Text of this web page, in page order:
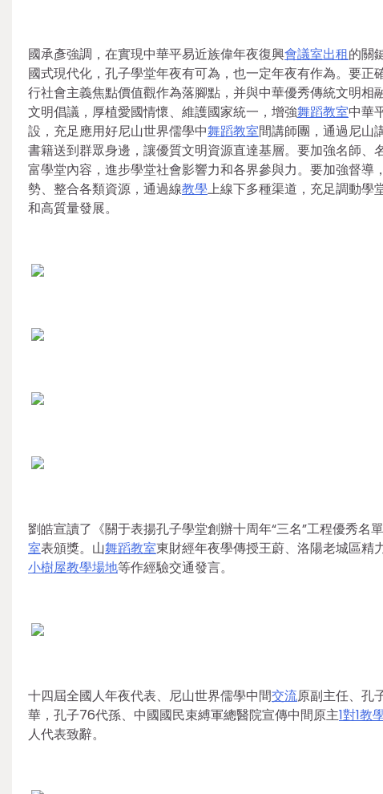
國承彥強調，在實現中華平易近族偉年夜復興會議室出租的關
國式現代化，孔子學堂年夜有可為，也一定年夜有作為。要
行社會主義焦點價值觀作為落腳點，并與中華優秀傳統文明
文明倡議，厚植愛國情懷、維護國家統一，增強舞蹈教室中華
設，充足應用好尼山世界儒學中舞蹈教室間講師團，通過尼山
書籍送到群眾身邊，讓優質文明資源直達基層。要加強名師
富學堂內容，進步學堂社會影響力和各界參與力。要加強督
勢、整合各類資源，通過線教學上線下多種渠道，充足調動學
和高質量發展。
劉皓宣讀了《關于表揚孔子學堂創辦十周年“三名”工程優秀名
室表頒獎。山舞蹈教室東財經年夜學傳授王蔚、洛陽老城區精
小樹屋教學場地等作經驗交通發言。
十四屆全國人年夜代表、尼山世界儒學中間交流原副主任、孔
華，孔子76代孫、中國國民束縛軍總醫院宣傳中間原主1對1教
人代表致辭。